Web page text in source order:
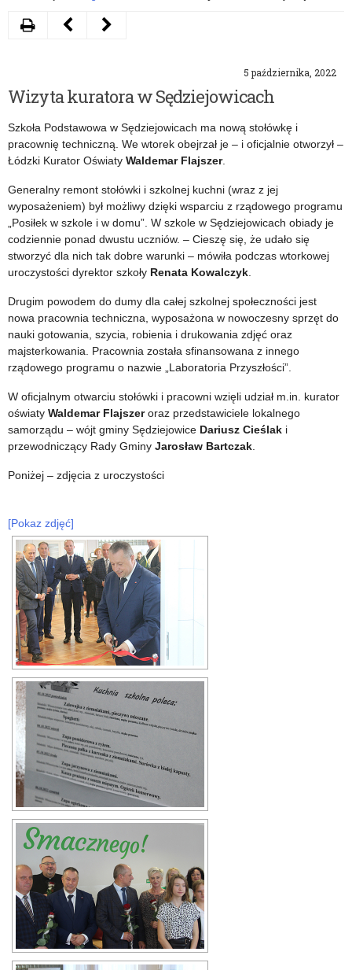
5 października, 2022
Wizyta kuratora w Sędziejowicach
Szkoła Podstawowa w Sędziejowicach ma nową stołówkę i
pracownię techniczną. We wtorek obejrzał je – i oficjalnie otworzył –
Łódzki Kurator Oświaty Waldemar Flajszer.
Generalny remont stołówki i szkolnej kuchni (wraz z jej
wyposażeniem) był możliwy dzięki wsparciu z rządowego programu
„Posiłek w szkole i w domu”. W szkole w Sędziejowicach obiady je
codziennie ponad dwustu uczniów. – Cieszę się, że udało się
stworzyć dla nich tak dobre warunki – mówiła podczas wtorkowej
uroczystości dyrektor szkoły Renata Kowalczyk
Drugim powodem do dumy dla całej szkolnej społeczności jest
nowa pracownia techniczna, wyposażona w nowoczesny sprzęt do
nauki gotowania, szycia, robienia i drukowania zdjęć oraz
majsterkowania. Pracownia została sfinansowana z innego
rządowego programu o nazwie „Laboratoria Przyszłości”.
W oficjalnym otwarciu stołówki i pracowni wzięli udział m.in. kurator
oświaty Waldemar Flajszeroraz przedstawiciele lokalnego
samorządu – wójt gminy Sędziejowice Dariusz Cieślak i
przewodniczący Rady Gminy Jarosław Bartczak
Poniżej – zdjęcia z uroczystości
[Pokaz zdjęć]
DrukujNastępny
Łódzka
zainaugurowała
nowy
rok
akademicki
Poprzedni
do
udziału
w
Ogólnopolskim
Konkursie
Wiedzy
o
Koperniku